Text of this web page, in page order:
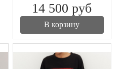
14 500 руб
В корзину